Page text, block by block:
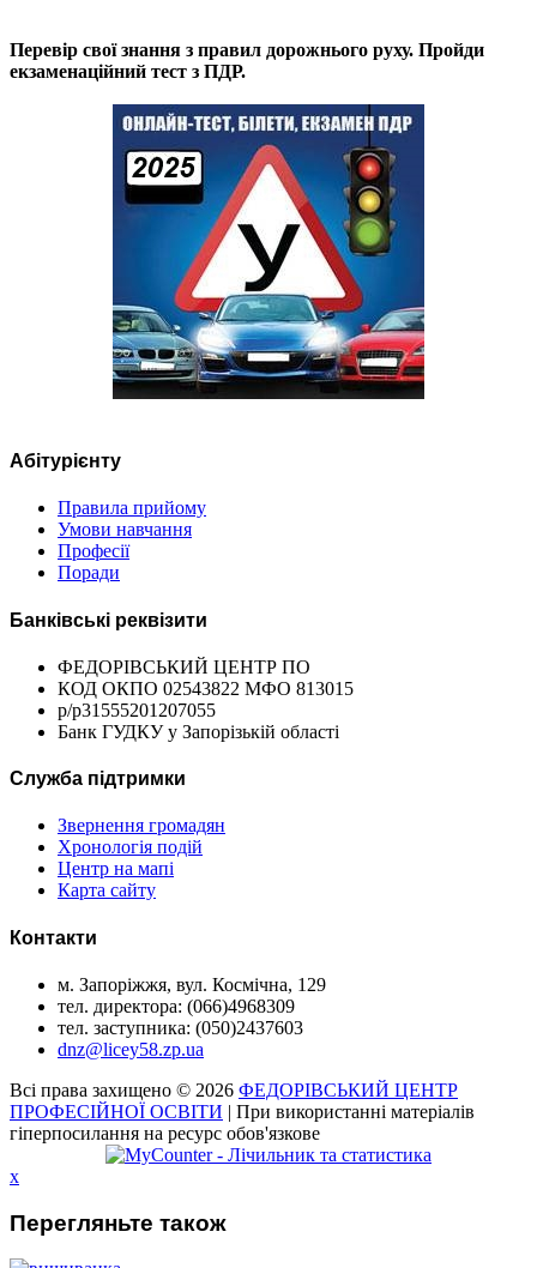
Перевір свої знання з правил дорожнього руху. Пройди
екзаменаційний тест з ПДР.
Абітурієнту
Правила прийому
Умови навчання
Професії
Поради
Банківські реквізити
ФЕДОРІВСЬКИЙ ЦЕНТР ПО
КОД ОКПО 02543822 МФО 813015
р/р31555201207055
Банк ГУДКУ у Запорізькій області
Служба підтримки
Звернення громадян
Хронологія подій
Центр на мапі
Карта сайту
Контакти
м. Запоріжжя, вул. Космічна, 129
тел. директора: (066)4968309
тел. заступника: (050)2437603
dnz@licey58.zp.ua
Всі права захищено © 2026 ФЕДОРІВСЬКИЙ ЦЕНТР
ПРОФЕСІЙНОЇ ОСВІТИ | При використанні матеріалів
гіперпосилання на ресурс обов'язкове
x
Перегляньте також